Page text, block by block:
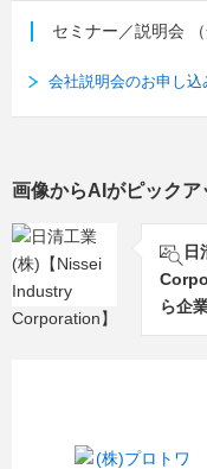
セミナー／説明会
会社説明会のお申し込
画像からAIがピックア
ら企